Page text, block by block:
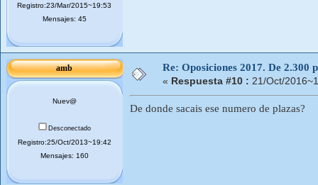
Registro:23/Mar/2015~19:53
Mensajes: 45
amb
Nuev@
Desconectado
Registro:25/Oct/2013~19:42
Mensajes: 160
Re: Oposiciones 2017. De 2.300
« Respuesta #10 : 21/Oct/
De donde sacais ese numero de plazas?